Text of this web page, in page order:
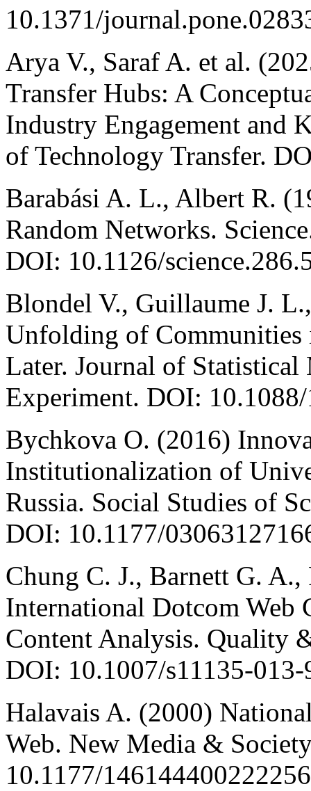
10.1371/
Arya V., Saraf A. et al.
Transfer Hubs: A
Industry Engagement and
of Technology Transfer.
Barabási A. L., Albert R.
Random Networks.
DOI: 10.1126/
Blondel V., Guillaume J.
Unfolding of Communities
Later. Journal of Statistical
Experiment. DOI:
Bychkova O. (2016)
Institutionalization of
Russia. Social Studies of
DOI: 10.1177/
Chung C. J., Barnett G.
International Dotcom Web
Content Analysis. Quality
DOI: 10.1007/s11135-013-
Halavais A. (2000)
Web. New Media &
10.1177/